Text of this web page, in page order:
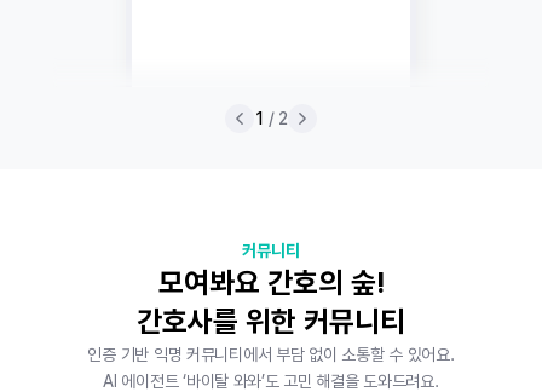
1 / 2
커뮤니티
모여봐요 간호의 숲!
간호사를 위한 커뮤니티
인증 기반 익명 커뮤니티에서 부담 없이 소통할 수 있어요.
AI 에이전트 ‘바이탈 와와’도 고민 해결을 도와드려요.